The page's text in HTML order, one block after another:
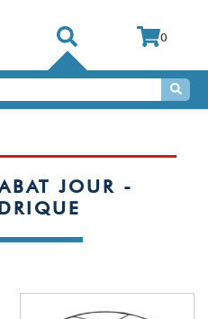
0
JOUR -